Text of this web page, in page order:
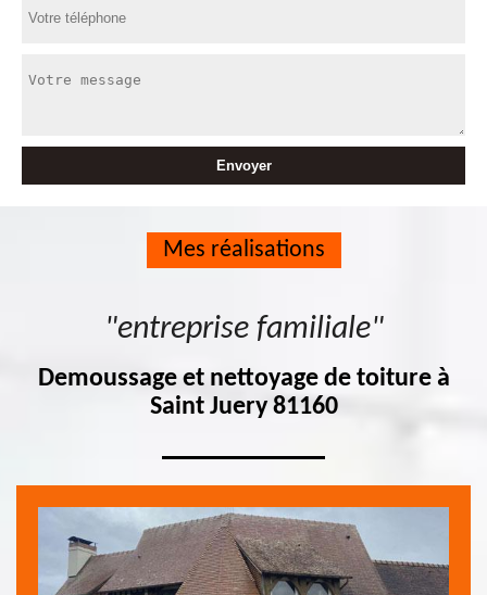
Mes réalisations
"entreprise familiale"
Demoussage et nettoyage de toiture à
Saint Juery 81160